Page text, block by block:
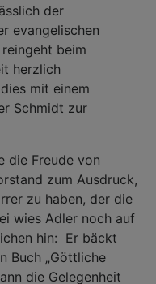
der
evangelischen
reingeht beim
herzlich
mit einem
Schmidt zur
die Freude von
zum Ausdruck,
zu haben, der die
wies Adler noch auf
hin: Er bäckt
Buch „Göttliche
die Gelegenheit